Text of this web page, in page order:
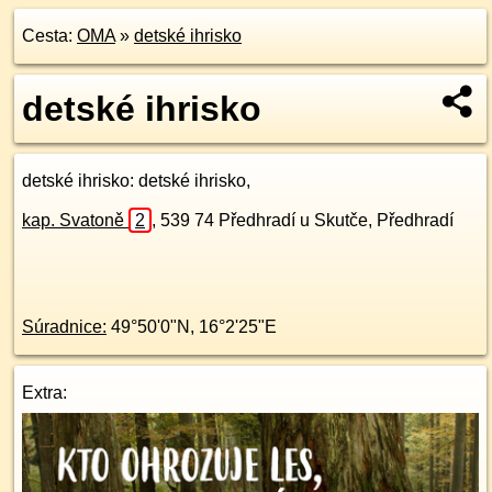
Cesta: OMA» detské ihrisko
detské ihrisko
detské ihrisko: detské ihrisko,
kap. Svatoně 2 , 539 74 Předhradí u Skutče, Předhradí
Súradnice: 49°50'0"N , 16°2'25"E
Extra: